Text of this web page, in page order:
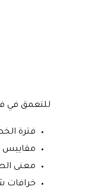
للتعمق في
فترة
مقاييس
معنى
خرافات